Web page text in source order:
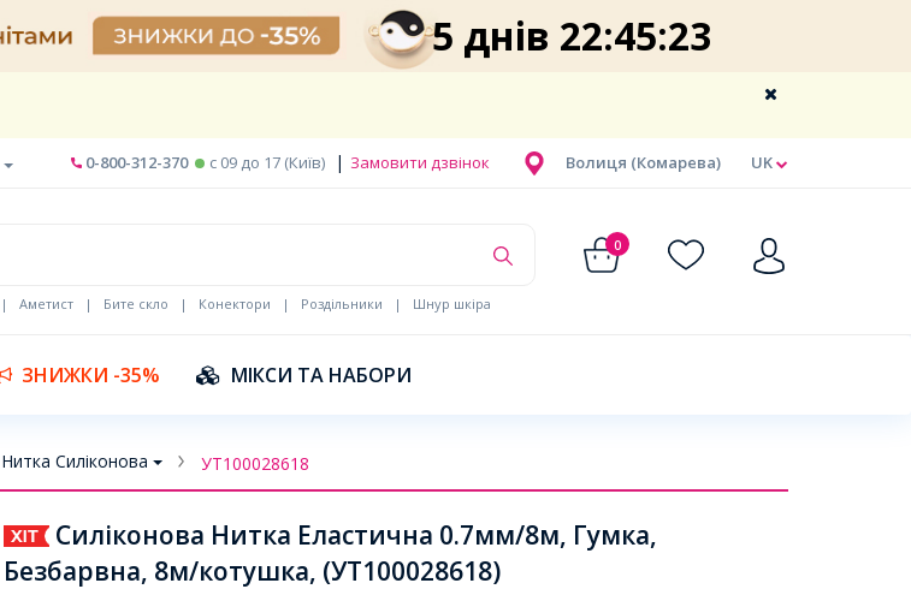
5 днів 22:45:23
UK
Волиця (Комарева)
0-800-312-370 c 09 до 17 (Київ) | Замовити дзвінок
0
| Аметист | Бите скло | Конектори | Роздільники | Шнур шкіра
ЗНИЖКИ -35% МІКСИ ТА НАБОРИ
Нитка Силіконова УТ100028618
Силіконова Нитка Еластична 0.7мм/8м, Гумка,
Безбарвна, 8м/котушка, (УТ100028618)